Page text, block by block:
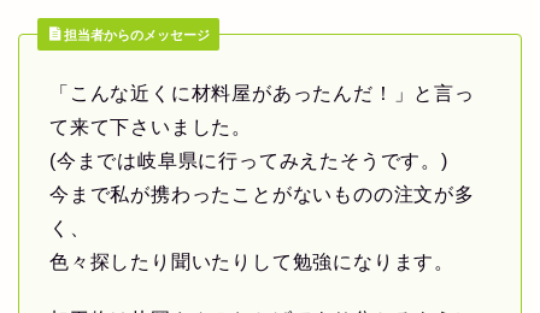
担当者からのメッセージ
「こんな近くに材料屋があったんだ！」と言っ
て来て下さいました。
(今までは岐阜県に行ってみえたそうです。)
今まで私が携わったことがないものの注文が多
く、
色々探したり聞いたりして勉強になります。